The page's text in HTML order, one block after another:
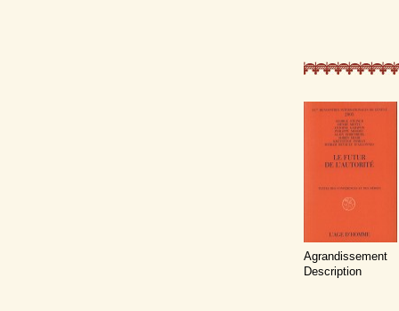
Agrandissement
Description